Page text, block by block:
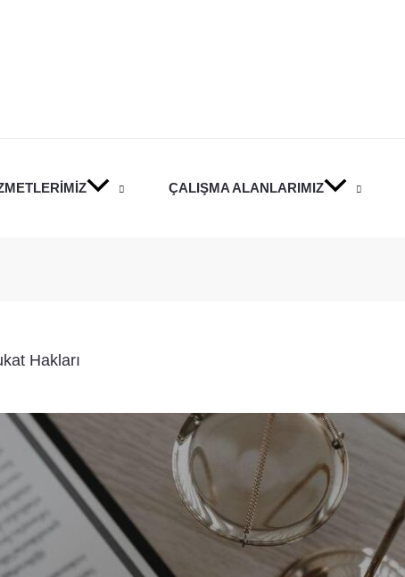
ÇALIŞMA ALANLARIMIZ
Hakları